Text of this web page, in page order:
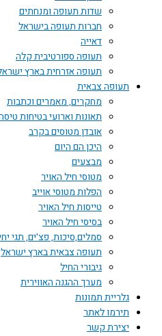
שדות תעופה ומנחתים
חברות תעופה בישראל
דאייה
תעופה ספורטיבית קלה
תעופה אזרחית בארץ
תעופה צבאית
מחקרים, מאמרים וכתבות
תאונות וארועי בטיחות
אובדן מטוסים בקרב
היכן הם היום
מבצעים
מטוסי חיל האויר
הפלות מטוסי אוייב
טייסות חיל האויר
בסיסי חיל האויר
סמלים,סיכות, פצ'ים, תגי
תעופה צבאית בארץ ישראל
גיבורי החיל
מערך ההגנה האווירית
גלריית תמונות
תירמו לאתר
יצירת קשר